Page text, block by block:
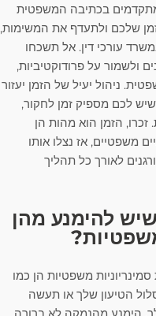
בכתיבה המשפטית
שלכם ולתעדף את המשימות,
עורכי דין. אל תשכחו
ולשמור על פרודוקטיביות,
ניהול יעיל של הזמן יעזור
לכם מספיק זמן לחקור,
הזמן הוא מהות הן
משפטיים, אז נצלו אותו
לאורך כל תהליך
להימנע מהן
משפטיות הן כמו
הטיעון שלך או תעשה
הימנע מהנמקה לא ברורה,